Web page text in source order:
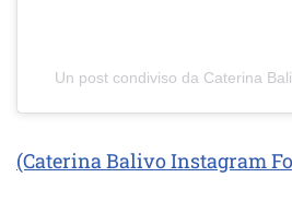
Un post condiviso da Caterina
(Caterina Balivo Instagram